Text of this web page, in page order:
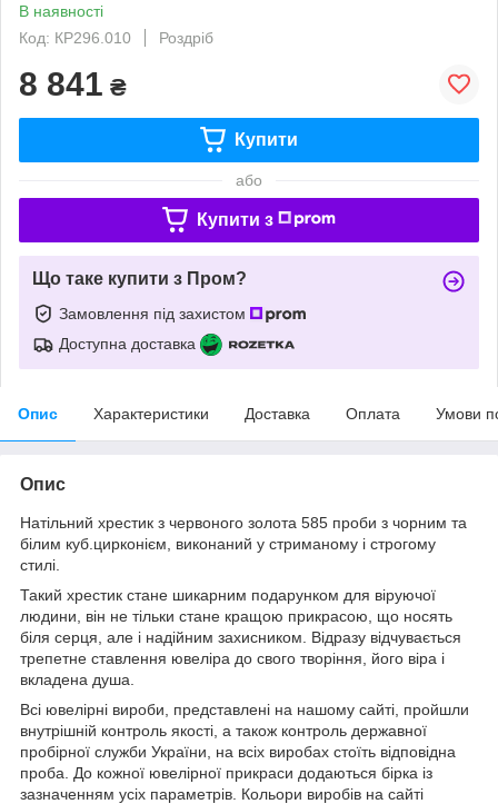
В наявності
Код: КР296.010
Роздріб
8 841 ₴
Купити
або
Купити з
Що таке купити з Пром?
Замовлення під захистом
Доступна доставка
Опис Характеристики Доставка Оплата Умови
Опис
Натільний хрестик з червоного золота 585 проби з чорним та
білим куб.цирконієм, виконаний у стриманому і строгому
стилі.
Такий хрестик стане шикарним подарунком для віруючої
людини, він не тільки стане кращою прикрасою, що носять
біля серця, але і надійним захисником. Відразу відчувається
трепетне ставлення ювеліра до свого творіння, його віра і
вкладена душа.
Всі ювелірні вироби, представлені на нашому сайті, пройшли
внутрішній контроль якості, а також контроль державної
пробірної служби України, на всіх виробах стоїть відповідна
проба. До кожної ювелірної прикраси додаються бірка із
зазначенням усіх параметрів. Кольори виробів на сайті